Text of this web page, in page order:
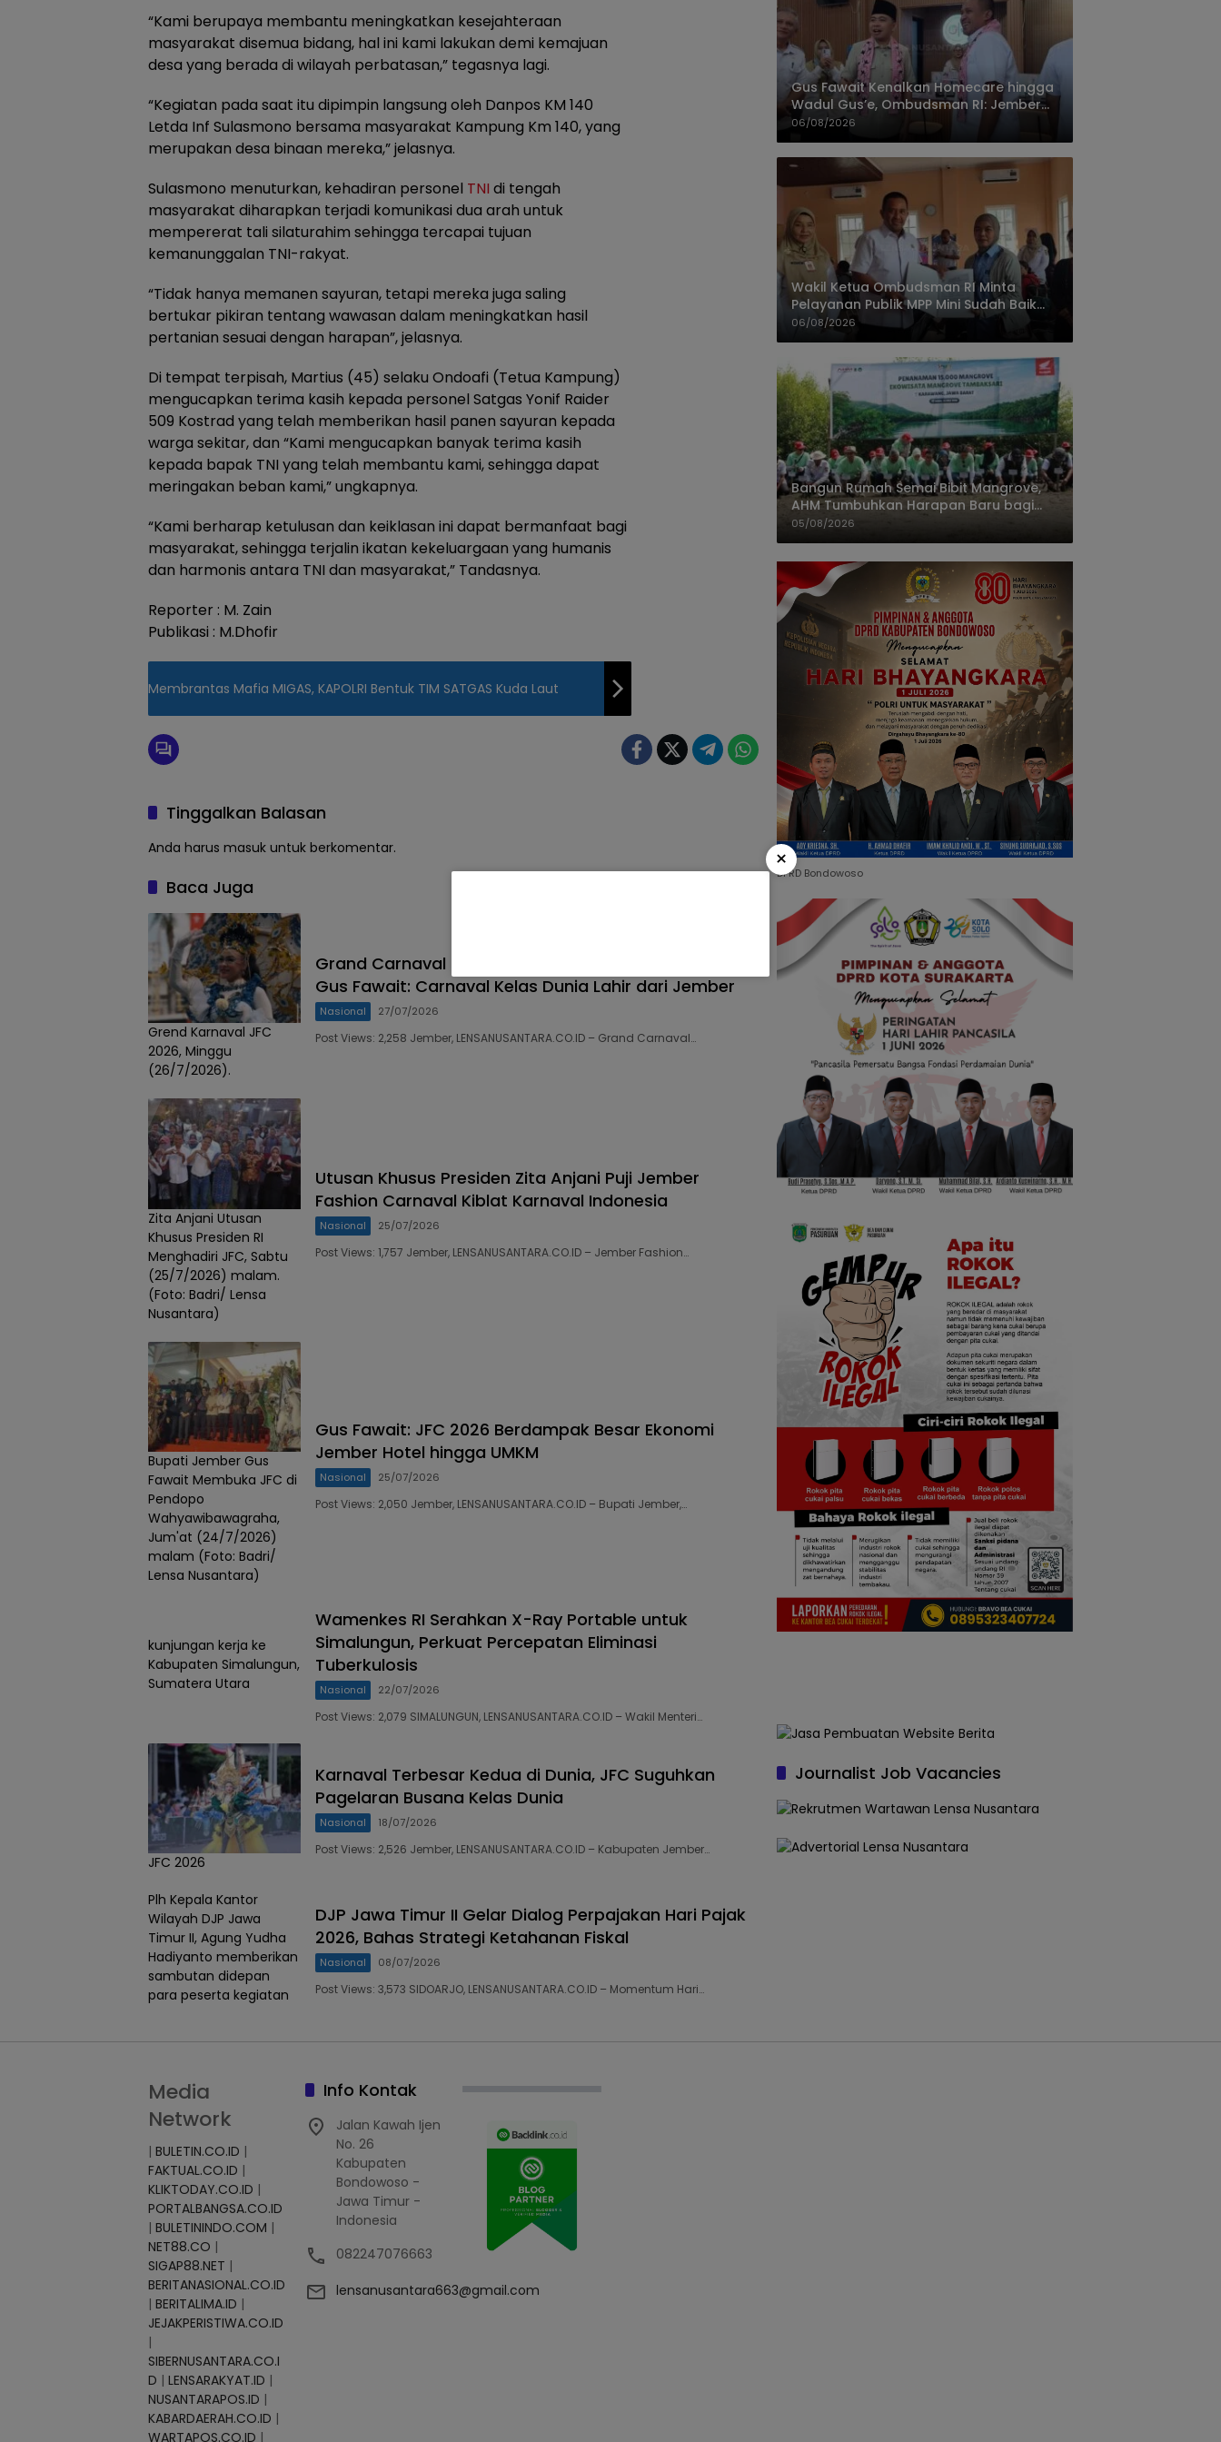
“Kami berupaya membantu meningkatkan kesejahteraan
masyarakat disemua bidang, hal ini kami lakukan demi kemajuan
desa yang berada di wilayah perbatasan,” tegasnya lagi.
“Kegiatan pada saat itu dipimpin langsung oleh Danpos KM 140
Letda Inf Sulasmono bersama masyarakat Kampung Km 140, yang
merupakan desa binaan mereka,” jelasnya.
Sulasmono menuturkan, kehadiran personel TNI di tengah
masyarakat diharapkan terjadi komunikasi dua arah untuk
mempererat tali silaturahim sehingga tercapai tujuan
kemanunggalan TNI-rakyat.
“Tidak hanya memanen sayuran, tetapi mereka juga saling
bertukar pikiran tentang wawasan dalam meningkatkan hasil
pertanian sesuai dengan harapan”, jelasnya.
Di tempat terpisah, Martius (45) selaku Ondoafi (Tetua Kampung)
mengucapkan terima kasih kepada personel Satgas Yonif Raider
509 Kostrad yang telah memberikan hasil panen sayuran kepada
warga sekitar, dan “Kami mengucapkan banyak terima kasih
kepada bapak TNI yang telah membantu kami, sehingga dapat
meringakan beban kami,” ungkapnya.
“Kami berharap ketulusan dan keiklasan ini dapat bermanfaat bagi
masyarakat, sehingga terjalin ikatan kekeluargaan yang humanis
dan harmonis antara TNI dan masyarakat,” Tandasnya.
Reporter : M. Zain
Publikasi : M.Dhofir
Membrantas Mafia MIGAS, KAPOLRI Bentuk TIM SATGAS Kuda Laut
Tinggalkan Balasan
Anda harus masuk untuk berkomentar.
Baca Juga
Grend Karnaval JFC
2026, Minggu
(26/7/2026).
Grand Carnaval JFC 2026 Menteri Pariwisata Kagum,
Gus Fawait: Carnaval Kelas Dunia Lahir dari Jember
Nasional 27/07/2026
Post Views: 2,258 Jember, LENSANUSANTARA.CO.ID – Grand Carnaval…
Zita Anjani Utusan
Khusus Presiden RI
Menghadiri JFC, Sabtu
(25/7/2026) malam.
(Foto: Badri/ Lensa
Nusantara)
Utusan Khusus Presiden Zita Anjani Puji Jember
Fashion Carnaval Kiblat Karnaval Indonesia
Nasional 25/07/2026
Post Views: 1,757 ​Jember, LENSANUSANTARA.CO.ID – Jember Fashion…
Bupati Jember Gus
Fawait Membuka JFC di
Pendopo
Wahyawibawagraha,
Jum'at (24/7/2026)
malam (Foto: Badri/
Lensa Nusantara)
Gus Fawait: JFC 2026 Berdampak Besar Ekonomi
Jember Hotel hingga UMKM
Nasional 25/07/2026
Post Views: 2,050 Jember, LENSANUSANTARA.CO.ID – Bupati Jember,…
kunjungan kerja ke
Kabupaten Simalungun,
Sumatera Utara
Wamenkes RI Serahkan X-Ray Portable untuk
Simalungun, Perkuat Percepatan Eliminasi
Tuberkulosis
Nasional 22/07/2026
Post Views: 2,079 SIMALUNGUN, LENSANUSANTARA.CO.ID – Wakil Menteri…
JFC 2026
Karnaval Terbesar Kedua di Dunia, JFC Suguhkan
Pagelaran Busana Kelas Dunia
Nasional 18/07/2026
Post Views: 2,526 Jember, LENSANUSANTARA.CO.ID – Kabupaten Jember…
Plh Kepala Kantor
Wilayah DJP Jawa
Timur II, Agung Yudha
Hadiyanto memberikan
sambutan didepan
para peserta kegiatan
DJP Jawa Timur II Gelar Dialog Perpajakan Hari Pajak
2026, Bahas Strategi Ketahanan Fiskal
Nasional 08/07/2026
Post Views: 3,573 SIDOARJO, LENSANUSANTARA.CO.ID – Momentum Hari…
Gus Fawait Kenalkan Homecare hingga
Wadul Gus’e, Ombudsman RI: Jember
Berhasil Hadirkan Layanan Kualitas
06/08/2026
Wakil Ketua Ombudsman RI Minta
Pelayanan Publik MPP Mini Sudah Baik
Terus Dipertahankan
06/08/2026
Bangun Rumah Semai Bibit Mangrove,
AHM Tumbuhkan Harapan Baru bagi
Pesisir Karawang
05/08/2026
DPRD Bondowoso
Journalist Job Vacancies
Media
Network
| BULETIN.CO.ID |
FAKTUAL.CO.ID |
KLIKTODAY.CO.ID |
PORTALBANGSA.CO.ID
| BULETININDO.COM |
NET88.CO |
SIGAP88.NET |
BERITANASIONAL.CO.ID
| BERITALIMA.ID |
JEJAKPERISTIWA.CO.ID
|
SIBERNUSANTARA.CO.I
D | LENSARAKYAT.ID |
NUSANTARAPOS.ID |
KABARDAERAH.CO.ID |
WARTAPOS.CO.ID |
Info Kontak
Jalan Kawah Ijen
No. 26
Kabupaten
Bondowoso -
Jawa Timur -
Indonesia
082247076663
lensanusantara663@gmail.com
×